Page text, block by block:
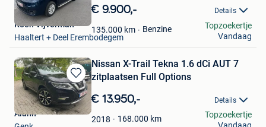
in
Favorieten
€ 9.900,- Details
135.000 km Benzine
Koen Vijverman
Haaltert + Deel Erembodegem
Topzoekertje
Vandaag
Bewaren
in
Mijn
Favorieten
Nissan X-Trail Tekna 1.6 dCi AUT 7
zitplaatsen Full Options
€ 13.950,- Details
2018 168.000 km
Alann
Topzoekertje